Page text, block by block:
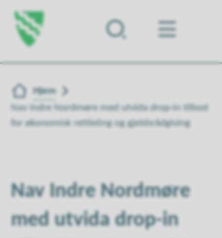
Forsiden
Du er her:
Hjem
Nav Indre Nordmøre med utvida drop-in tilbod
for økonomisk rettleiing og gjeldsrådgiving
Nav Indre Nordmøre
med utvida drop-in